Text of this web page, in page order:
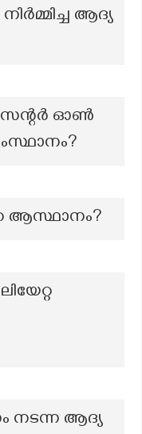
ആദ്യ
ഓൺ
ആസ്ഥാനം?
നടന്ന ആദ്യ